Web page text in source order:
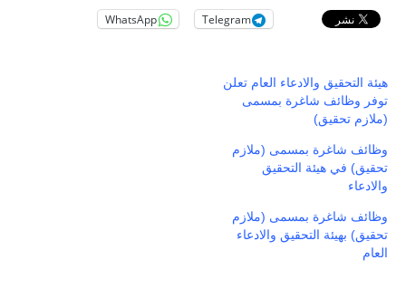
Telegram
WhatsApp
هيئة التحقيق والادعاء العام تعلن
توفر وظائف شاغرة بمسمى
(ملازم تحقيق)
وظائف شاغرة بمسمى (ملازم
تحقيق) في هيئة التحقيق
والادعاء
وظائف شاغرة بمسمى (ملازم
تحقيق) بهيئة التحقيق والادعاء
العام